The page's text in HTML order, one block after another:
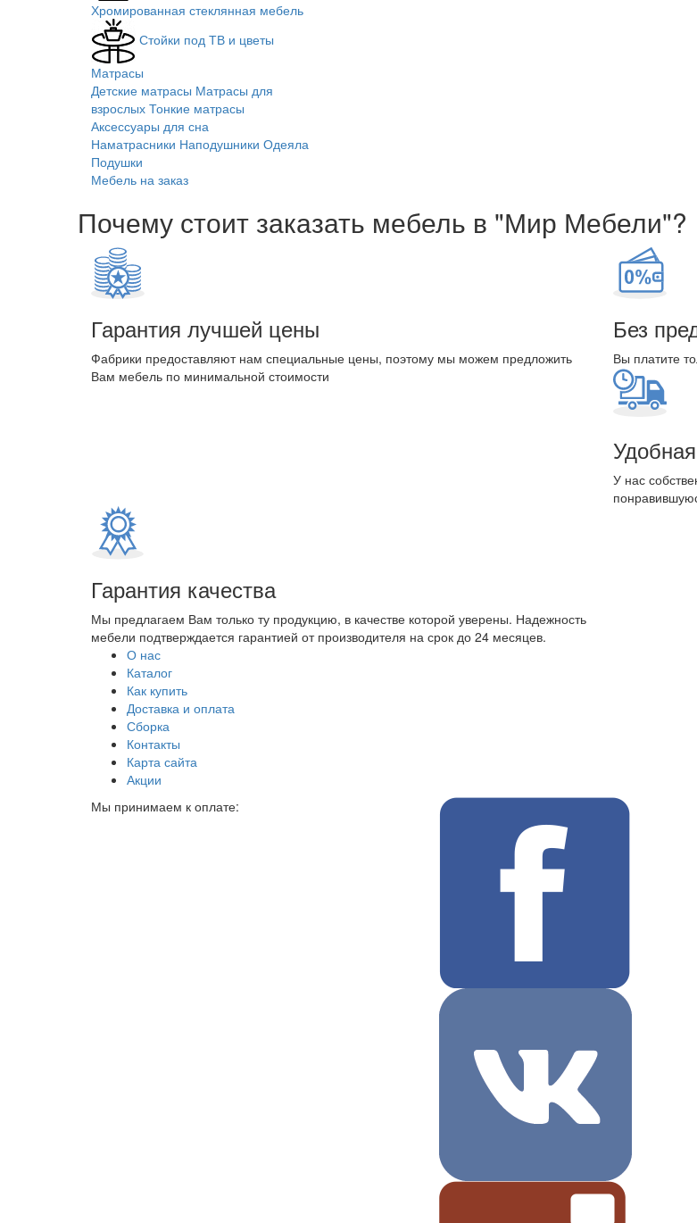
Хромированная стеклянная мебель
Стойки под ТВ и цветы
Матрасы
Детские матрасы Матрасы для
взрослых Тонкие матрасы
Аксессуары для сна
Наматрасники Наподушники Одеяла
Подушки
Мебель на заказ
Почему стоит заказать мебель в "Мир Мебели"?
Гарантия лучшей цены
Фабрики предоставляют нам специальные цены, поэтому мы можем предложить
Вам мебель по минимальной стоимости
Без
Вы платите
У нас
Гарантия качества
Мы предлагаем Вам только ту продукцию, в качестве которой уверены. Надежность
мебели подтверждается гарантией от производителя на срок до 24 месяцев.
О нас
Каталог
Как купить
Доставка и оплата
Сборка
Контакты
Карта сайта
Акции
Мы принимаем к оплате: